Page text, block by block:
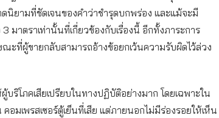
ยามที่ชัดเจนของคำว่าชำรุดบกพร่อง และแม้จะมี
มาตราเท่านั้นที่เกี่ยวข้องกับเรื่องนี้ อีกทั้งภาระการ
ะที่ผู้ขายกลับสามารถอ้างข้อยกเว้นความรับผิดไว้ล่วง
ริโภคเสียเปรียบในทางปฏิบัติอย่างมาก โดยเฉพาะใน
มเพรสเซอร์ตู้เย็นที่เสีย แต่ภายนอกไม่มีร่องรอยให้เห็น